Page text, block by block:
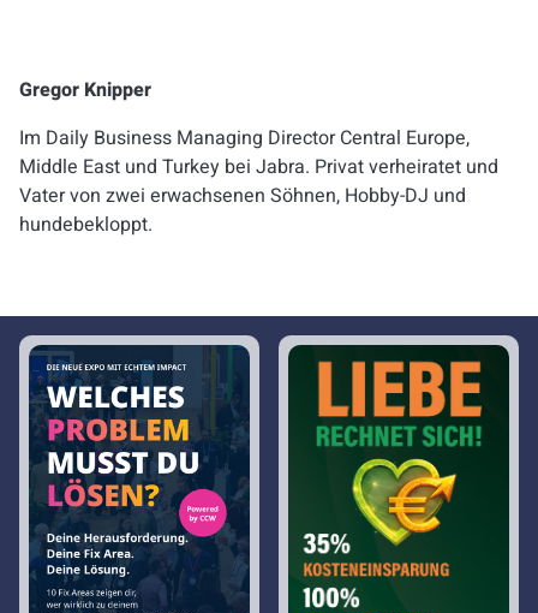
Gregor Knipper
Im Daily Business Managing Director Central Europe,
Middle East und Turkey bei Jabra. Privat verheiratet und
Vater von zwei erwachsenen Söhnen, Hobby-DJ und
hundebekloppt.